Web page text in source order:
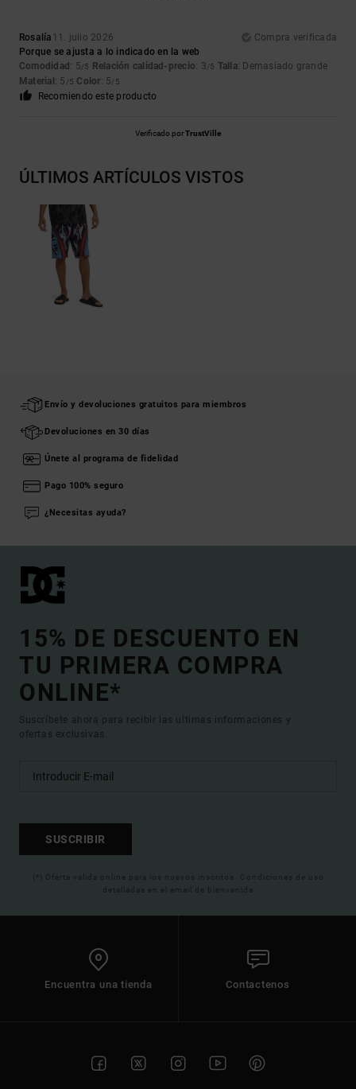
Rosalía 11. julio 2026
Compra verificada
Porque se ajusta a lo indicado en la web
Comodidad : 5/5 Relación calidad-precio: 3/5 Talla: Demasiado grande
Material : 5 /5 Color: 5/5
Recomiendo este producto
Verificado porTrustVille
ÚLTIMOS ARTÍCULOS VISTOS
Envío y devoluciones gratuitos para miembros
Devoluciones en 30 días
Únete al programa de fidelidad
Pago 100% seguro
¿Necesitas ayuda?
15% DE DESCUENTO EN
TU PRIMERA COMPRA
ONLINE*
Suscríbete ahora para recibir las ultimas informaciones y
ofertas exclusivas.
SUSCRIBIR
(*) Oferta valida online para los nuevos inscritos. Condiciones de uso
detalladas en el email de bienvenida
Encuentra una tienda Contactenos